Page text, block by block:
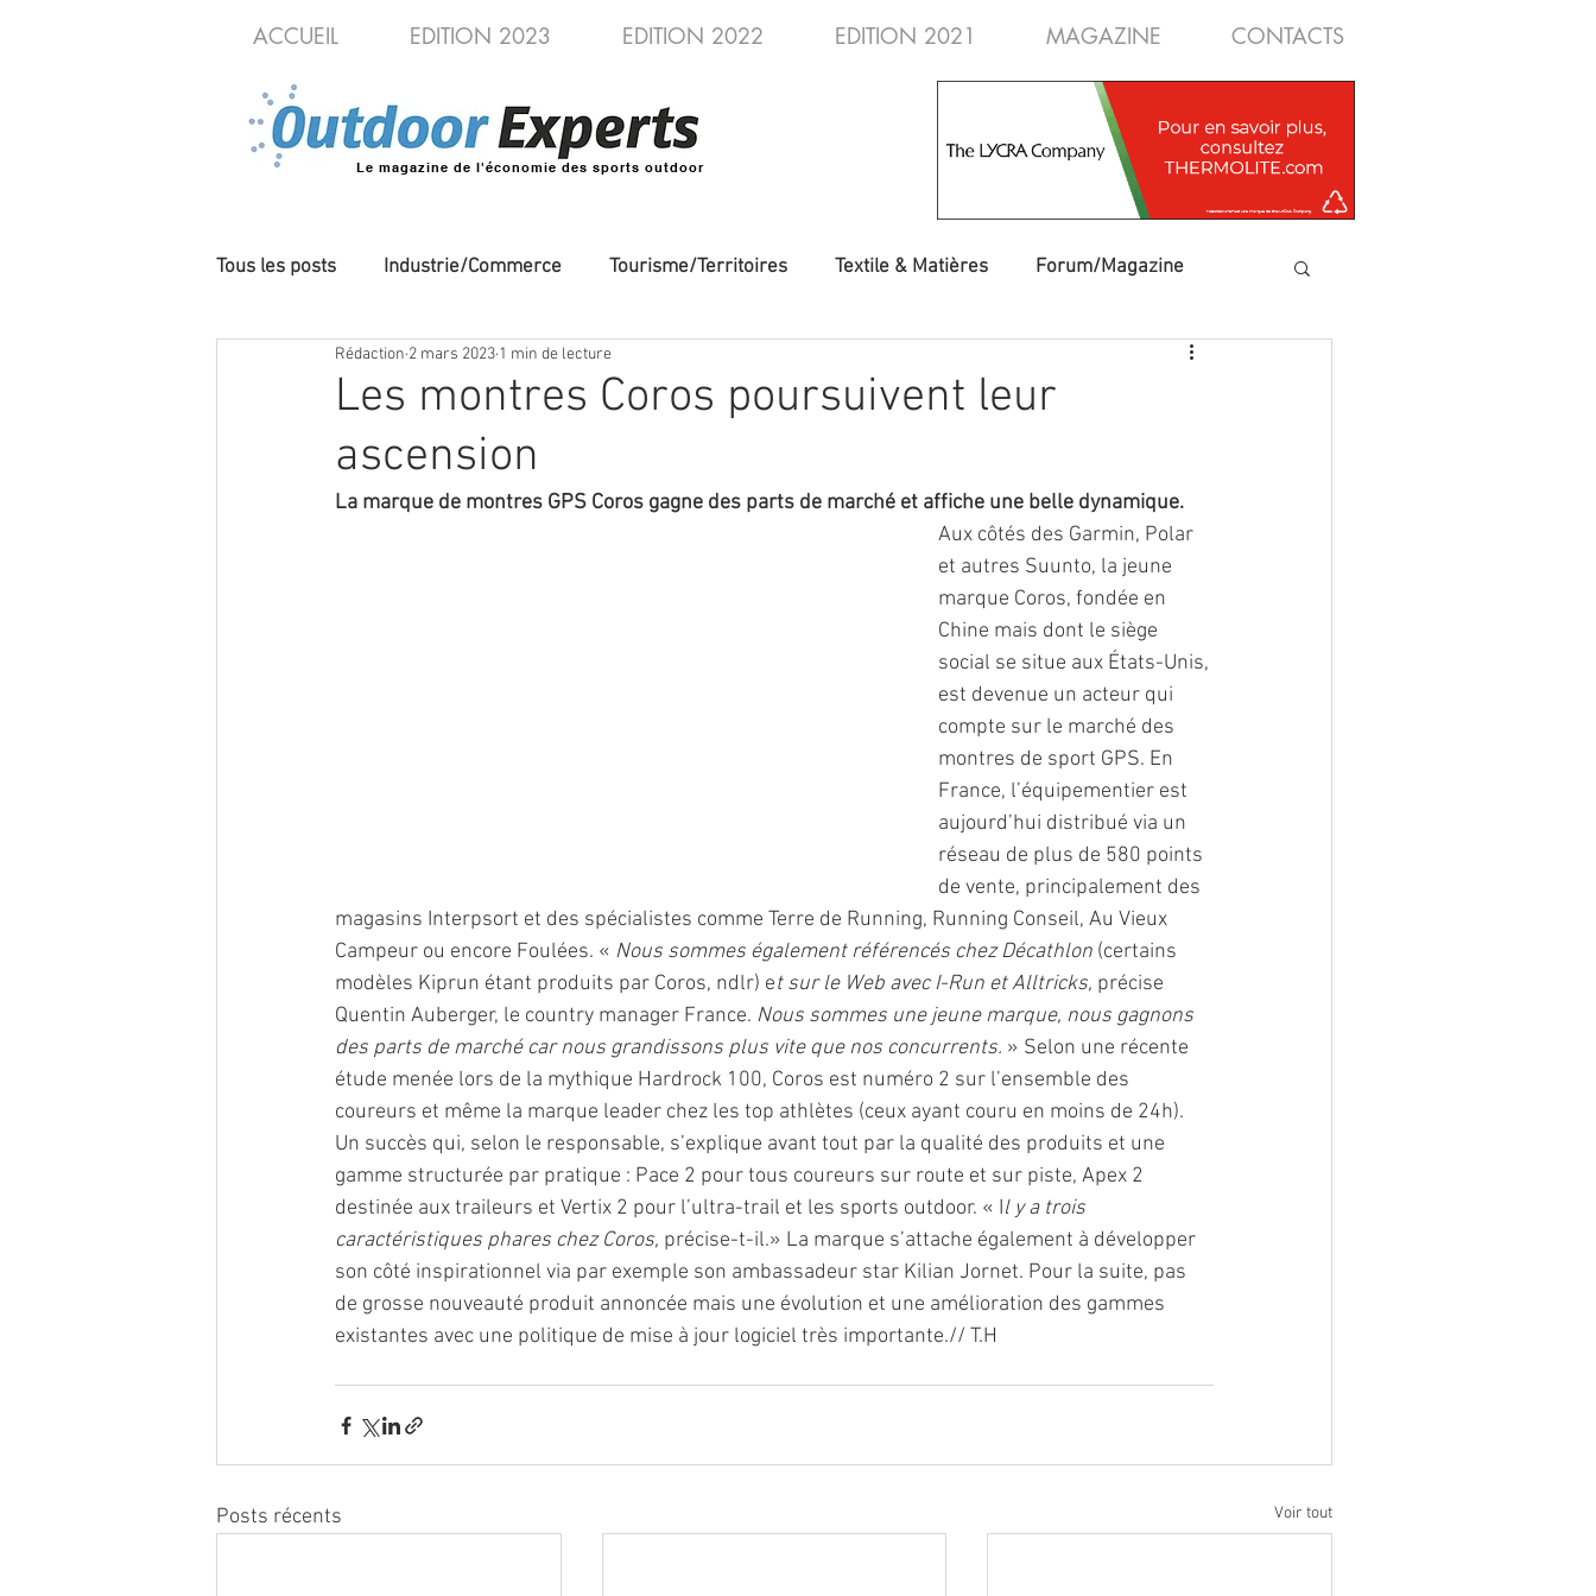
ACCUEIL EDITION 2023 EDITION 2022 EDITION 2021 MAGAZINE CONTACTS
Le magazine de l'économie des sports outdoor
Tous les posts Industrie/Commerce Tourisme/Territoires Textile & Matières Forum/Magazine
Cycles/VAE Produits/Nouveautés
Les montres Coros poursuivent leur
ascension
Rédaction 2 mars 2023 1 min de lecture
La marque de montres GPS Coros gagne des parts de marché et affiche une belle dynamique.
Aux côtés des Garmin, Polar
et autres Suunto, la jeune
marque Coros, fondée en
Chine mais dont le siège
social se situe aux États-Unis,
est devenue un acteur qui
compte sur le marché des
montres de sport GPS. En
France, l’équipementier est
aujourd’hui distribué via un
réseau de plus de 580 points
de vente, principalement des
magasins Interpsort et des spécialistes comme Terre de Running, Running Conseil, Au Vieux
Campeur ou encore Foulées. « Nous sommes également référencés chez Décathlon (certains
modèles Kiprun étant produits par Coros, ndlr) et sur le Web avec I-Run et Alltricks, précise
Quentin Auberger, le country manager France. Nous sommes une jeune marque, nous gagnons
des parts de marché car nous grandissons plus vite que nos concurrents. » Selon une récente
étude menée lors de la mythique Hardrock 100, Coros est numéro 2 sur l’ensemble des
coureurs et même la marque leader chez les top athlètes (ceux ayant couru en moins de 24h).
Un succès qui, selon le responsable, s’explique avant tout par la qualité des produits et une
gamme structurée par pratique : Pace 2 pour tous coureurs sur route et sur piste, Apex 2
destinée aux traileurs et Vertix 2 pour l’ultra-trail et les sports outdoor. « Il y a trois
caractéristiques phares chez Coros, précise-t-il.» La marque s’attache également à développer
son côté inspirationnel via par exemple son ambassadeur star Kilian Jornet. Pour la suite, pas
de grosse nouveauté produit annoncée mais une évolution et une amélioration des gammes
existantes avec une politique de mise à jour logiciel très importante.// T.H
Posts récents Voir tout